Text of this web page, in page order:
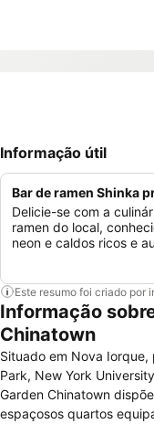
Informação útil
Bar de ramen Shinka
Delicie-se com a
ramen do local,
neon e caldos ricos e
Este resumo foi criado por
Informação
Chinatown
Situado em Nova Iorque,
Park, New York
Garden Chinatown
espaçosos quartos